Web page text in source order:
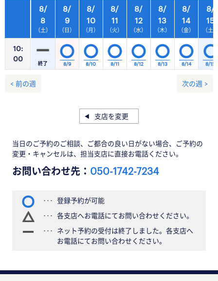
10:
00
8/
8
（土）
8/
9
（日）
8/
10
（月）
8/
11
（火）
8/
12
（水）
8/
13
（木）
8/
14
（金）
終了 8/9 8/10 8/11 8/12 8/13 8/14
8/
15
（土）
8/15
< 前の週 次の週 >
支店を変更
当日のご予約のご相談、ご都合の良い日がない場合、ご予約の
変更・キャンセルは、担当支店に直接お電話ください。
お問い合わせ先： 050-1742-7234
登録予約が可能
各支店へお電話にてお問い合わせください。
ネット予約の受付は終了しました。各支店へ
お電話にてお問い合わせください。